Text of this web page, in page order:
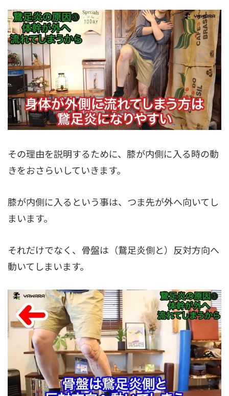
その理由を説明するために、膝が内側に入る時の動
きをおさらいしていきます。
膝が内側に入るという事は、つま先が外へ向いてし
まいます。
それだけでなく、骨盤は（鵞足炎側と）反対方向へ
動いてしまいます。